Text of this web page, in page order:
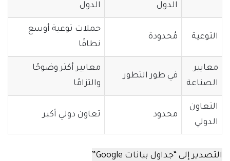
الدول
الدول
التوعية مُحدودة
حملات توعية أوسع
نطاقًا
معايير
الصناعة
في طور التطور
معايير أكثر وضوحًا
والتزامًا
التعاون
الدولي
محدود تعاون دولي أكبر
التصدير إلى “جداول بيانات Google”